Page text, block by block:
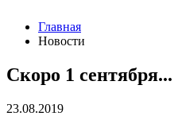
Главная
Новости
Скоро 1 сентября...
23.08.2019